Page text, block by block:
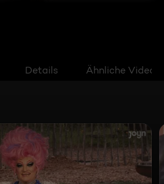
Details Ähnliche Videos